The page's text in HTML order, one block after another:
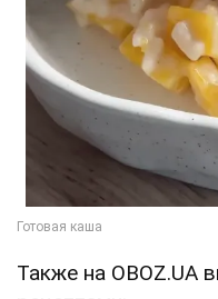
Также на OBOZ.UA